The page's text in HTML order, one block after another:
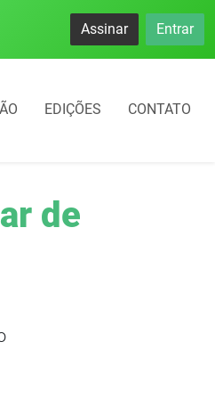
10 dias em Frederico
Assinar Entrar
EDIÇÕES CONTATO
de